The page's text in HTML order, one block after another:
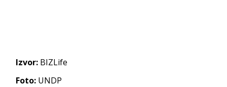
Izvor: BIZLife
Foto: UNDP